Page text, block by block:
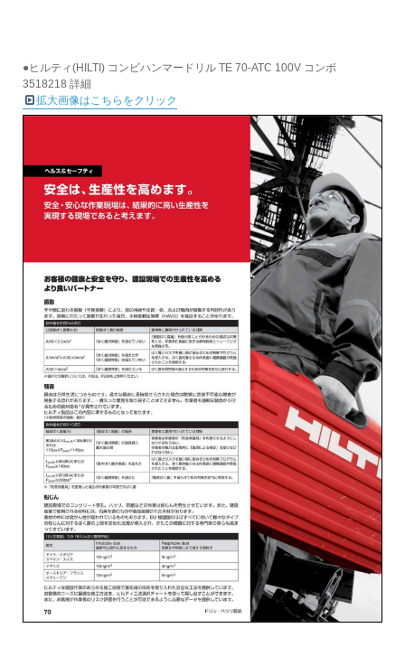
●ヒルティ(HILTI) コンビハンマードリル TE 70-ATC 100V コンボ
3518218 詳細
拡大画像はこちらをクリック